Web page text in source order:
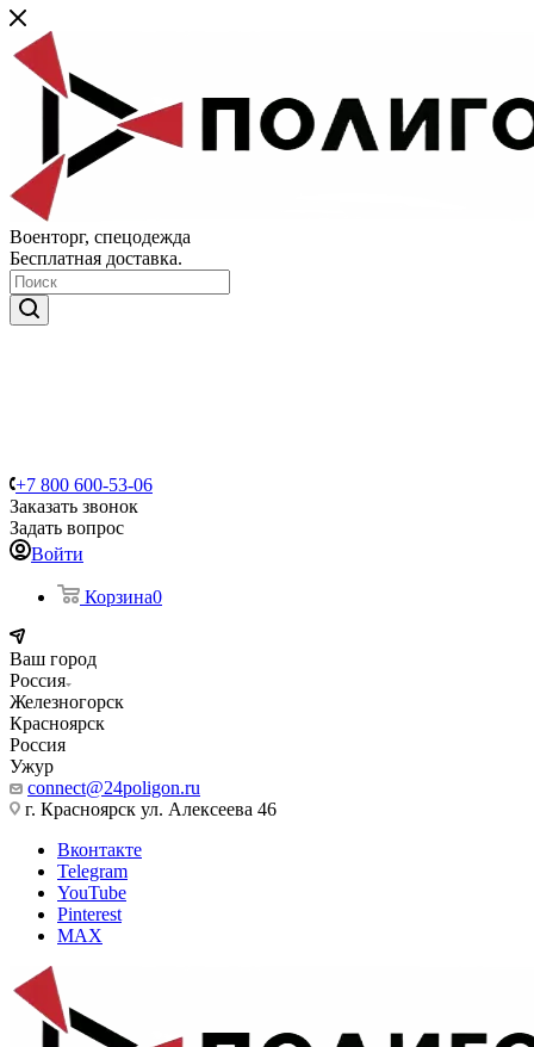
Военторг, спецодежда
Бесплатная доставка.
+7 800 600-53-06
Заказать звонок
Задать вопрос
Войти
Корзина0
Ваш город
Россия
Железногорск
Красноярск
Россия
Ужур
connect@24poligon.ru
г. Красноярск ул. Алексеева 46
Вконтакте
Telegram
YouTube
Pinterest
MAX